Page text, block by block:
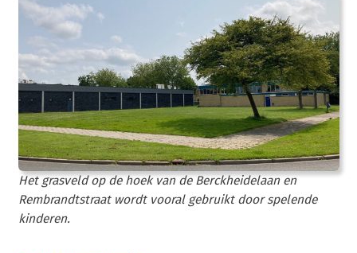
Het grasveld op de hoek van de Berckheidelaan en
Rembrandtstraat wordt vooral gebruikt door spelende
kinderen.